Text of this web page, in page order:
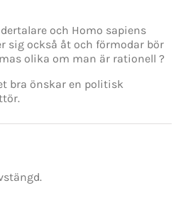
och Homo sapiens
sig också åt och förmodar bör
olika om man är rationell ?
bra önskar en politisk